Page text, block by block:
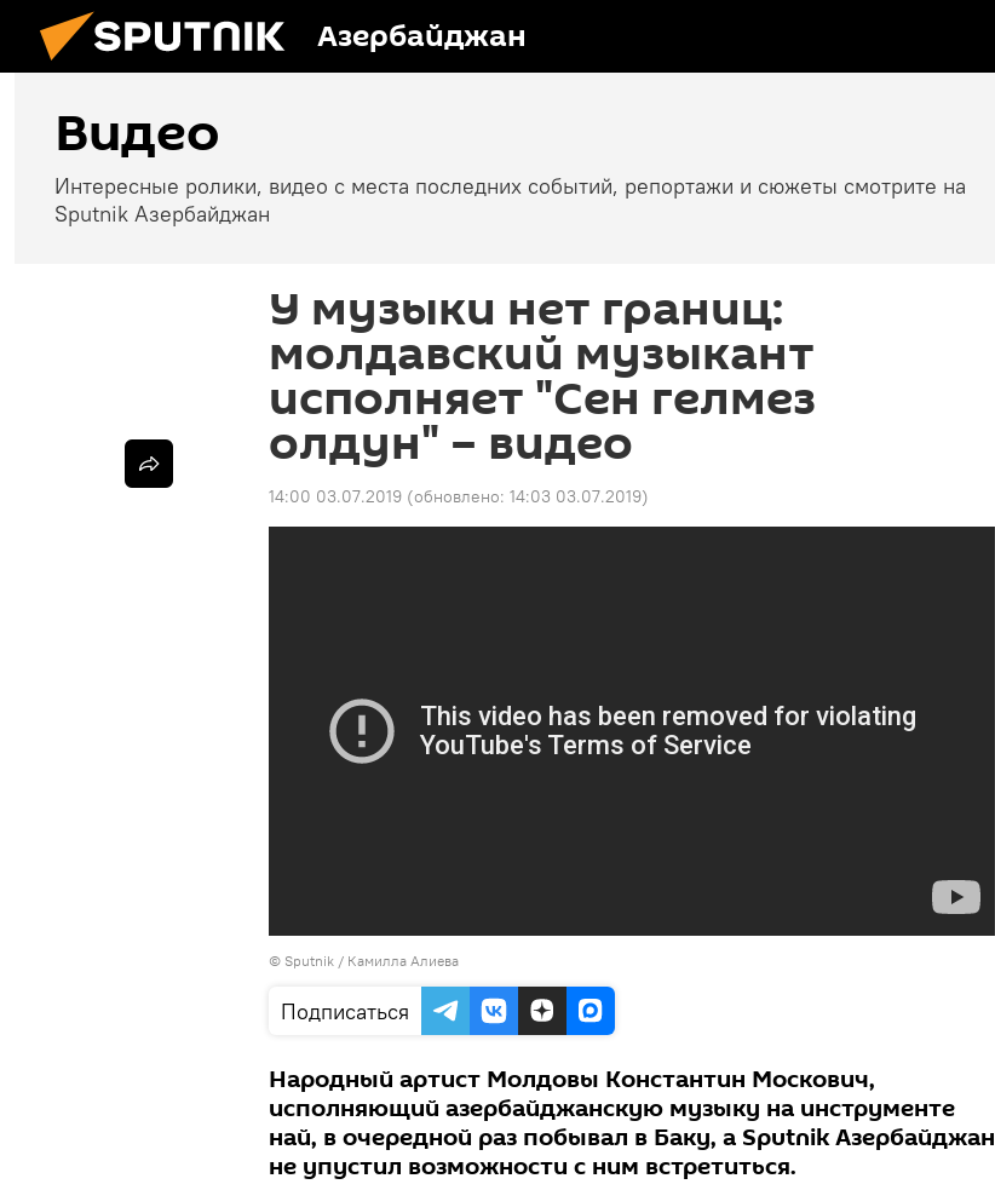
Азербайджан
Видео
Интересные ролики, видео с места последних событий, репортажи и сюжеты смотрите на
Sputnik Азербайджан
У музыки нет границ:
молдавский музыкант
исполняет "Сен гелмез
олдун" – видео
14:00 03.07.2019 (обновлено: 14:03 03.07.2019)
© Sputnik / Камилла Алиева
Подписаться
Народный артист Молдовы Константин Москович,
исполняющий азербайджанскую музыку на инструменте
най, в очередной раз побывал в Баку, а Sputnik Азербайджан
не упустил возможности с ним встретиться.